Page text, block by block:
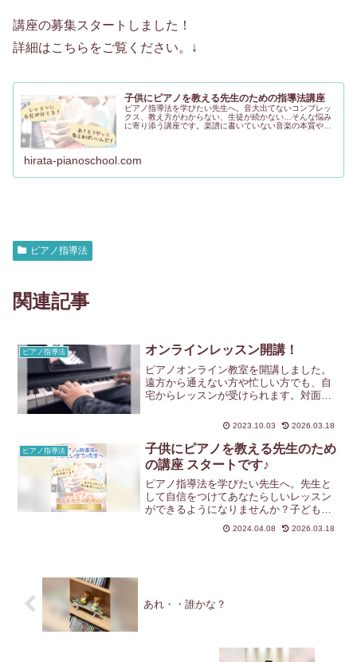
講座の募集スタートしました！
詳細はこちらをご覧ください。↓
子供にピアノを教える先生のための指導法講座
ピアノ指導法を学びたい先生へ。音大出てないコンプレッ
クス、教え方がわからない、生徒が続かない…そんな悩み
に寄り添う講座です。楽譜に書いていない音楽の本質や導
hirata-pianoschool.com
ピアノ指導法
関連記事
ピアノ指導法 オンラインレッスン開講！
ピアノオンライン教室を開講しました。
遠方から通えない方や忙しい方でも、自
宅からレッスンが受けられます。対面レ
にも対応。指導歴20年以上の講師が、初
心者から指導者まで一人ひとりに寄り添
った丁寧な指導を行っています。
2023.10.03 2026.03.18
ピアノ指導法
子供にピアノを教える先生のため
の講座 スタートです♪
ピアノ指導法を学びたい先生へ。先生と
して自信をつけてあなたらしいレッスン
ができるようになりませんか？子どもに
ピアノを教えるためのスキルアップ講座
がスタートしました。指導歴25年以上の
2024.04.08 2026.03.18
あれ・・誰かな？